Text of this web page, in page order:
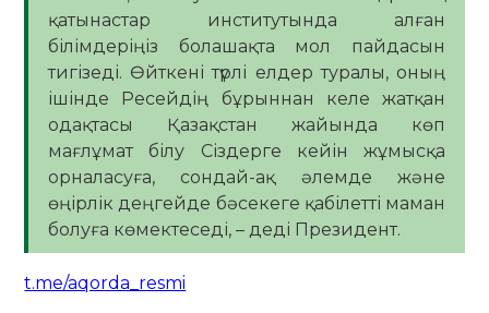
қатынастар институтында алған
білімдеріңіз болашақта мол пайдасын
тигізеді. Өйткені түрлі елдер туралы, оның
ішінде Ресейдің бұрыннан келе жатқан
одақтасы Қазақстан жайында көп
мағлұмат білу Сіздерге кейін жұмысқа
орналасуға, сондай-ақ әлемде және
өңірлік деңгейде бәсекеге қабілетті маман
болуға көмектеседі, – деді Президент.
t.me/aqorda_resmi